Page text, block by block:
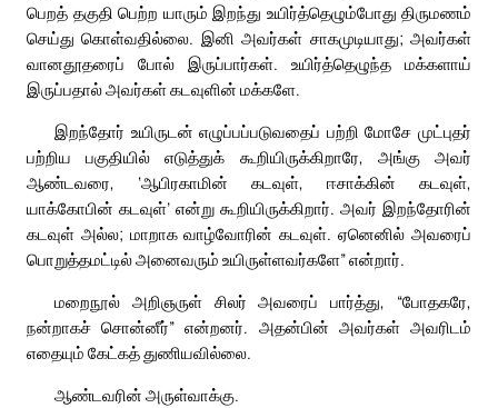
பெறத் தகுதி பெற்ற யாரும் இறந்து உயிர்த்தெழும்போது திருமணம்
செய்து கொள்வதில்லை. இனி அவர்கள் சாகமுடியாது; அவர்கள்
வானதூதரைப் போல் இருப்பார்கள். உயிர்த்தெழுந்த மக்களாய்
இருப்பதால் அவர்கள் கடவுளின் மக்களே.
இறந்தோர் உயிருடன் எழுப்பப்படுவதைப் பற்றி மோசே முட்புதர்
பற்றிய பகுதியில் எடுத்துக் கூறியிருக்கிறாரே, அங்கு அவர்
ஆண்டவரை, ‘ஆபிரகாமின் கடவுள், ஈசாக்கின் கடவுள்,
யாக்கோபின் கடவுள்’ என்று கூறியிருக்கிறார். அவர் இறந்தோரின்
கடவுள் அல்ல; மாறாக வாழ்வோரின் கடவுள். ஏனெனில் அவரைப்
பொறுத்தமட்டில் அனைவரும் உயிருள்ளவர்களே” என்றார்.
மறைநூல் அறிஞருள் சிலர் அவரைப் பார்த்து, “போதகரே,
நன்றாகச் சொன்னீர்” என்றனர். அதன்பின் அவர்கள் அவரிடம்
எதையும் கேட்கத் துணியவில்லை.
ஆண்டவரின் அருள்வாக்கு.